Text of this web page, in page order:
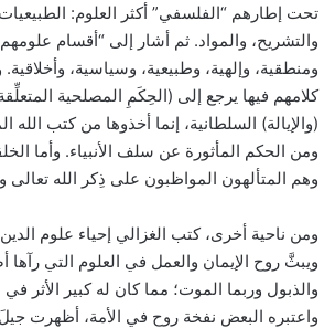
تحت إطارهم “الفلسفي” أكثر العلوم:
والتشريح، والمواد. ثم أشار إلى “أقسام
ومنطقية، وإلهية، وطبيعية، وسياسية،
كلامهم فيها يرجع إلى (الحِكَمِ المصلحية المتعلِّقة
(والإيالة) السلطانية، إنما أخذوها من كتب الله
ومن الحكم المأثورة عن سلف الأنبياء. وأما
وهم المتألهون المواظبون على ذِكر الله تعالى
ومن ناحية أخرى، كتب الغزالي إحياء علوم
ويبثَّ روح الإيمان والعمل في العلوم التي رآها
والذبول وربما الموت؛ مما كان له كبير الأثر
واعتبره البعض نفخة روح في الأمة، أظهرت